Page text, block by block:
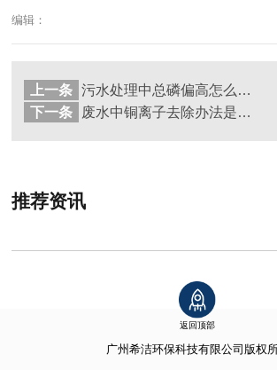
编辑：
上一条
污水处理中总磷偏高怎么处理（图）
下一条
废水中铜离子去除办法是什么（图）
推荐资讯
返回顶部
广州希洁环保科技有限公司 版权